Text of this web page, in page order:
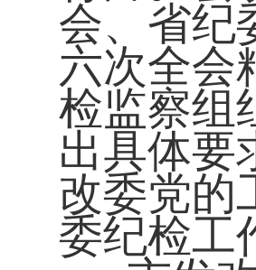
会、省纪
六次全会
检监察组
出具体要
改委党的
委纪检工